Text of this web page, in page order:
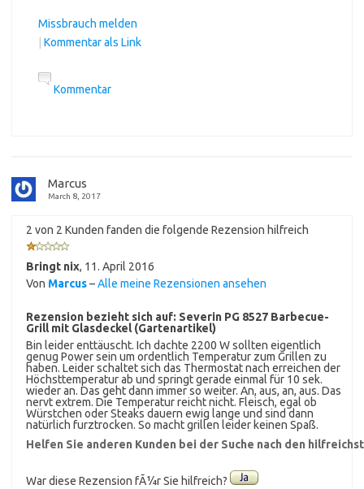
Missbrauch melden
Kommentar als Link
Kommentar
Marcus
March 8, 2017
2 von 2 Kunden fanden die folgende Rezension hilfreich
Bringt nix, 11. April 2016
Von Marcus–Alle meine Rezensionen ansehen
Rezension bezieht sich auf: Severin PG 8527 Barbecue-
Grill mit Glasdeckel (Gartenartikel)
Bin leider enttäuscht. Ich dachte 2200 W sollten eigentlich
genug Power sein um ordentlich Temperatur zum Grillen zu
haben. Leider schaltet sich das Thermostat nach erreichen der
Höchsttemperatur ab und springt gerade einmal für 10 sek.
wieder an. Das geht dann immer so weiter. An, aus, an, aus. Das
nervt extrem. Die Temperatur reicht nicht. Fleisch, egal ob
Würstchen oder Steaks dauern ewig lange und sind dann
natürlich furztrocken. So macht grillen leider keinen Spaß.
Helfen Sie anderen Kunden bei der Suche nach den
War diese Rezension fÃ¼r Sie hilfreich?